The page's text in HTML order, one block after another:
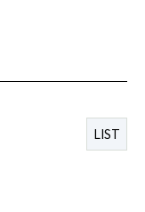
LIST